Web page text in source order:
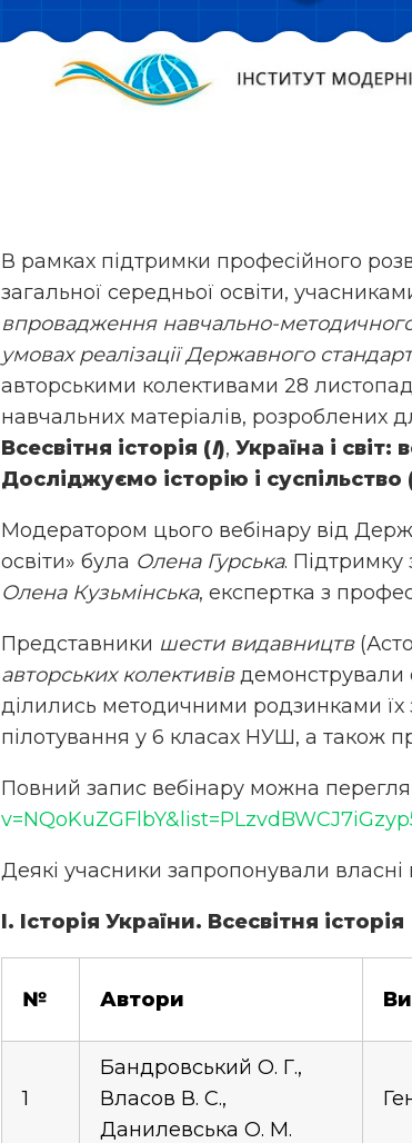
В рамках підтримки професійного
загальної середньої освіти,
впровадження навчально-методичного
умовах реалізації Державного
авторськими колективами 28
навчальних матеріалів, розроблених
Всесвітня історія (І), Україна і світ:
Досліджуємо історію і суспільство
Модератором цього вебінару від
освіти» була Олена Гурська.
Олена Кузьмінська, експертка з
Представники шести видавництв
авторських колективівдемонстрували
ділились методичними родзинками їх
пілотування у 6 класах НУШ, а також
Повний запис вебінару можна
Деякі учасники запропонували власні
І. Історія України. Всесвітня історія
№ Автори
1
Бандровський О. Г.,
Власов В. С.,
Данилевська О. М.